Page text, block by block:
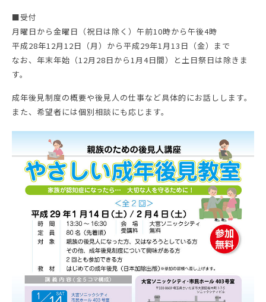
■受付
月曜日から金曜日（祝日は除く）午前10時から午後4時
平成28年12月12日（月）から平成29年1月13日（金）まで
なお、年末年始（12月28日から1月4日間）と土日祭日は除きま
す。
成年後見制度の概要や後見人の仕事など具体的にお話しします。
また、希望者には個別相談にも応じます。